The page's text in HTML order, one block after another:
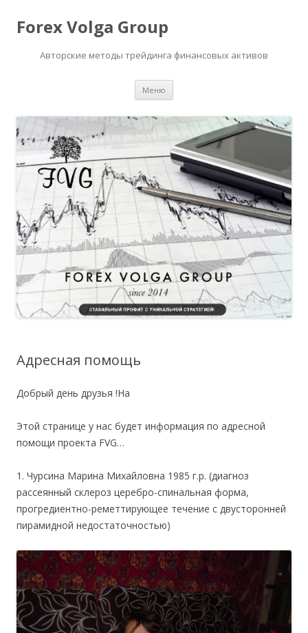
Forex Volga Group
Авторские методы трейдинга финансовых активов
Меню
Адресная помощь
Добрый день друзья !На
Этой странице у нас будет информация по адресной
помощи проекта FVG…
1. Чурсина Марина Михайловна 1985 г.р. (диагноз
рассеянный склероз церебро-спинальная форма,
прогредиентно-реметтирующее течение с двусторонней
пирамидной недостаточностью)